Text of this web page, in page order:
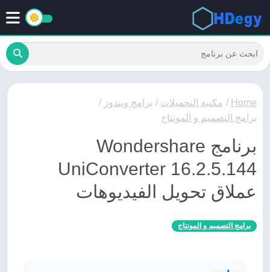
Home
/ مكتبة التحميلات / برامج ويندوز /
برامج التصميم و المونتاج
برنامج Wondershare
UniConverter 16.2.5.144
عملاق تحويل الفيديوهات
برامج التصميم و المونتاج